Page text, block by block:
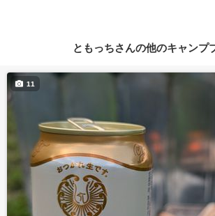
ともっちさんの他のキャンプ
11